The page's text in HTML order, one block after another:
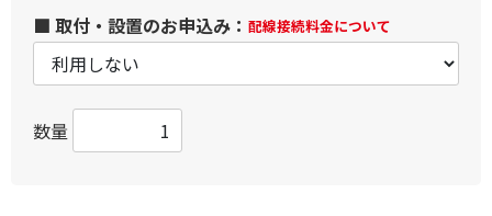
■ 取付・設置のお申込み： 配線接続料金について
数量